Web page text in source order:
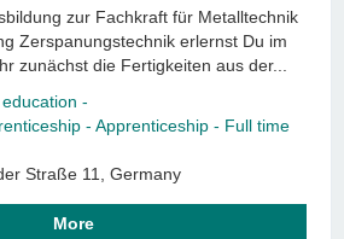
zur Fachkraft für Metalltechnik
Zerspanungstechnik erlernst Du im
zunächst die Fertigkeiten aus der...
-
- Apprenticeship - Full time
Straße 11, Germany
More